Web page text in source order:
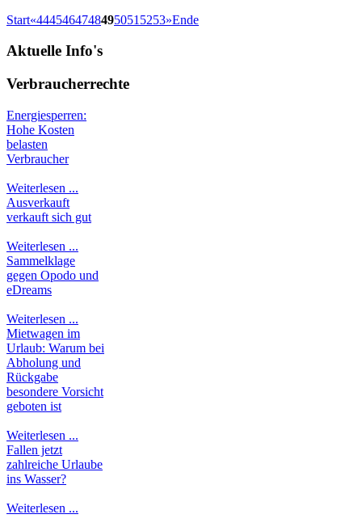
Start«4445464748495051 5253»Ende
Aktuelle Info's
Verbraucherrechte
Energiesperren:
Hohe Kosten
belasten
Verbraucher
Weiterlesen ...
Ausverkauft
verkauft sich gut
Weiterlesen ...
Sammelklage
gegen Opodo und
eDreams
Weiterlesen ...
Mietwagen im
Urlaub: Warum bei
Abholung und
Rückgabe
besondere Vorsicht
geboten ist
Weiterlesen ...
Fallen jetzt
zahlreiche Urlaube
ins Wasser?
Weiterlesen ...